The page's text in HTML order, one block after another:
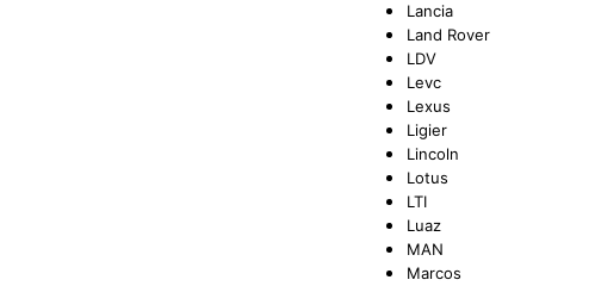
Lancia
Land Rover
LDV
Levc
Lexus
Ligier
Lincoln
Lotus
LTI
Luaz
MAN
Marcos